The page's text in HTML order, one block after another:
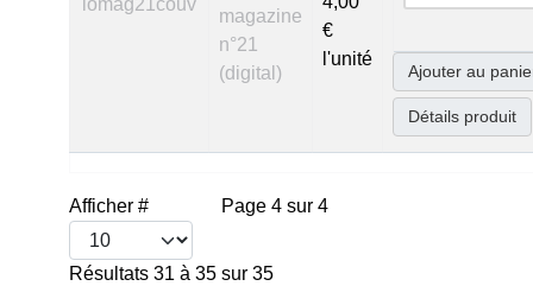
magazine
n°21
(digital)
€
l'unité
Ajouter au
Détails produit
Afficher # Page 4 sur 4
Résultats 31 à 35 sur 35